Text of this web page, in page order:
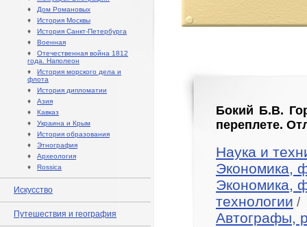
♦ Дом Романовых
♦ История Москвы
♦ История Санкт-Петербурга
♦ Военная
♦ Отечественная война 1812
года. Наполеон
♦ История морского дела и
флота
♦ История дипломатии
♦ Азия
♦ Кавказ
♦ Украина и Крым
♦ История образования
♦ Этнография
♦ Археология
♦ Rossica
Искусство
Путешествия и география
Бокий Б.В.
переплете.
Наука и
Экономика,
Экономика,
технологии /
Автографы,